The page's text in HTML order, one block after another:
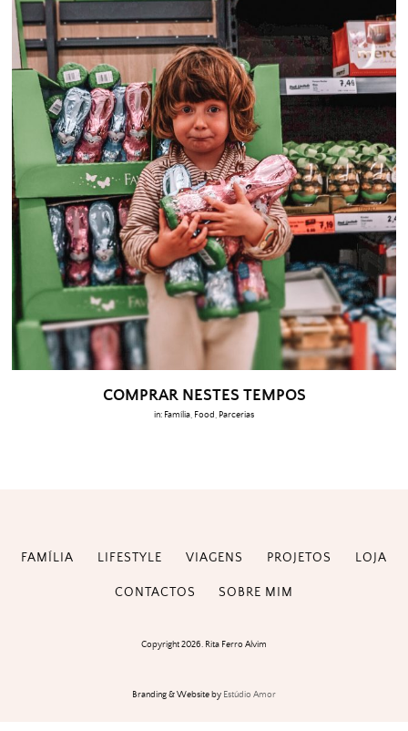
COMPRAR NESTES TEMPOS
in: Família Food Parcerias
FAMÍLIA LIFESTYLE VIAGENS PROJETOS LOJA
CONTACTOS SOBRE MIM
Copyright 2026. Rita Ferro Alvim
Branding & Website by Estúdio Amor